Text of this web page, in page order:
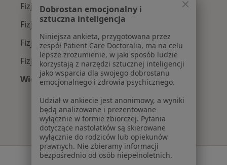
Fizjoterapeuci z PZU Zdrowie w Poznaniu
Fizjoterapeuci z Enel-med w Poznaniu
Fizjoterapeuci z TELEMEDI w Poznaniu
Fizjoterapeuci z LUX MED w Poznaniu
Więcej (8)
Serwis
Dobrostan emocjonalny i
sztuczna inteligencja
Niniejsza ankieta, przygotowana przez
zespół Patient Care Doctoralia, ma na celu
lepsze zrozumienie, w jaki sposób ludzie
korzystają z narzędzi sztucznej inteligencji
jako wsparcia dla swojego dobrostanu
emocjonalnego i zdrowia psychicznego.
Udział w ankiecie jest anonimowy, a wyniki
będą analizowane i prezentowane
wyłącznie w formie zbiorczej. Pytania
dotyczące nastolatków są skierowane
wyłącznie do rodziców lub opiekunów
prawnych. Nie zbieramy informacji
bezpośrednio od osób niepełnoletnich.